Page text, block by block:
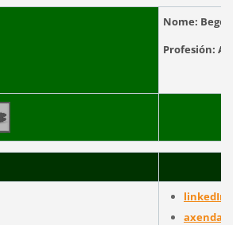
Nome:
Profesión:
linkedIn
axenda